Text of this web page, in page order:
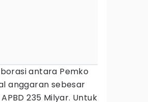
antara Pemko
anggaran sebesar
235 Milyar. Untuk